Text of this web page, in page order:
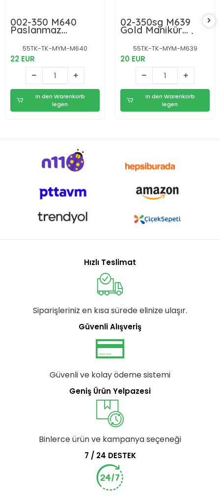
002-350 M640
Paslanmaz
Manikür Makası
No: 3,5 İnç /
8,89cm - İnox
Paslanmaz Çelik
55TK-TK-MYM-M640
22 EUR
In den Warenkorb
legen
02-350sg M639
Gold Manikür
Makası No: 3,5 İnç
/ 8,89 Cm - Nikel
Kaplama
55TK-TK-MYM-M639
20 EUR
In den Warenkorb
legen
Hızlı Teslimat
Siparişleriniz en kısa sürede elinize ulaşır.
Güvenli Alışveriş
Güvenli ve kolay ödeme sistemi
Geniş Ürün Yelpazesi
Binlerce ürün ve kampanya seçeneği
7 / 24 DESTEK